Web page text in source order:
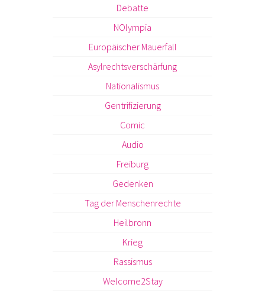
Debatte
NOlympia
Europäischer Mauerfall
Asylrechtsverschärfung
Nationalismus
Gentrifizierung
Comic
Audio
Freiburg
Gedenken
Tag der Menschenrechte
Heilbronn
Krieg
Rassismus
Welcome2Stay